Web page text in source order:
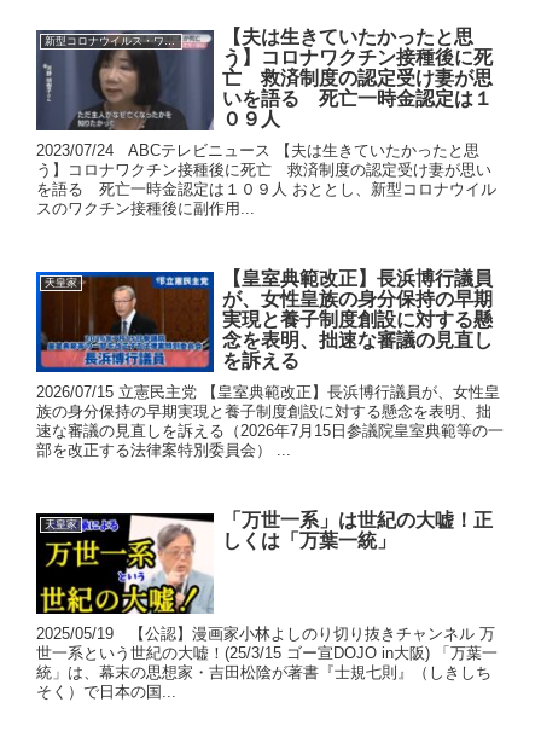
新型コロナウイルス・ワクチン
【夫は生きていたかったと思
う】コロナワクチン接種後に死
亡 救済制度の認定受け妻が思
いを語る 死亡一時金認定は１
０９人
2023/07/24 ABCテレビニュース 【夫は生きていたかったと思
う】コロナワクチン接種後に死亡 救済制度の認定受け妻が思い
を語る 死亡一時金認定は１０９人 おととし、新型コロナウイル
スのワクチン接種後に副作用...
天皇家
【皇室典範改正】長浜博行議員
が、女性皇族の身分保持の早期
実現と養子制度創設に対する懸
念を表明、拙速な審議の見直し
を訴える
2026/07/15 立憲民主党 【皇室典範改正】長浜博行議員が、女性皇
族の身分保持の早期実現と養子制度創設に対する懸念を表明、拙
速な審議の見直しを訴える（2026年7月15日参議院皇室典範等の一
部を改正する法律案特別委員会） ...
天皇家
「万世一系」は世紀の大嘘！正
しくは「万葉一統」
2025/05/19 【公認】漫画家小林よしのり切り抜きチャンネル 万
世一系という世紀の大嘘！(25/3/15 ゴー宣DOJO in大阪) 「万葉一
統」は、幕末の思想家・吉田松陰が著書『士規七則』（しきしち
そく）で日本の国...